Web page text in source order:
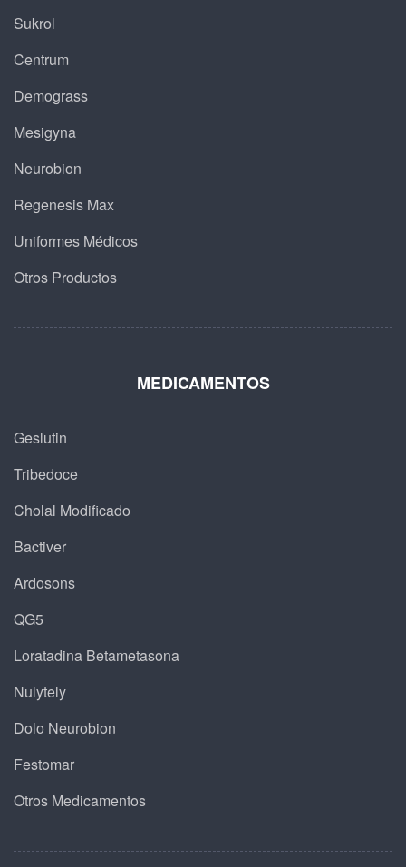
Sukrol
Centrum
Demograss
Mesigyna
Neurobion
Regenesis Max
Uniformes Médicos
Otros Productos
MEDICAMENTOS
Geslutin
Tribedoce
Cholal Modificado
Bactiver
Ardosons
QG5
Loratadina Betametasona
Nulytely
Dolo Neurobion
Festomar
Otros Medicamentos